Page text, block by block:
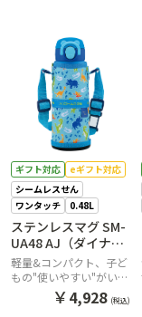
ギフト対応
eギフト対応
シームレスせん
ワンタッチ
0.48L
ステンレスマグ SM-
UA48 AJ（ダイナソ
ーブルー）
軽量&コンパクト、子ど
もの"使いやすい"がいっ
ぱいのステンレスマグ
￥4,928 (税込)